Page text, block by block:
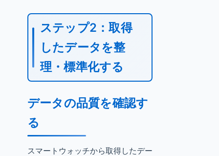
ステップ2：取得
したデータを整
理・標準化する
データの品質を確認す
る
スマートウォッチから取得したデー